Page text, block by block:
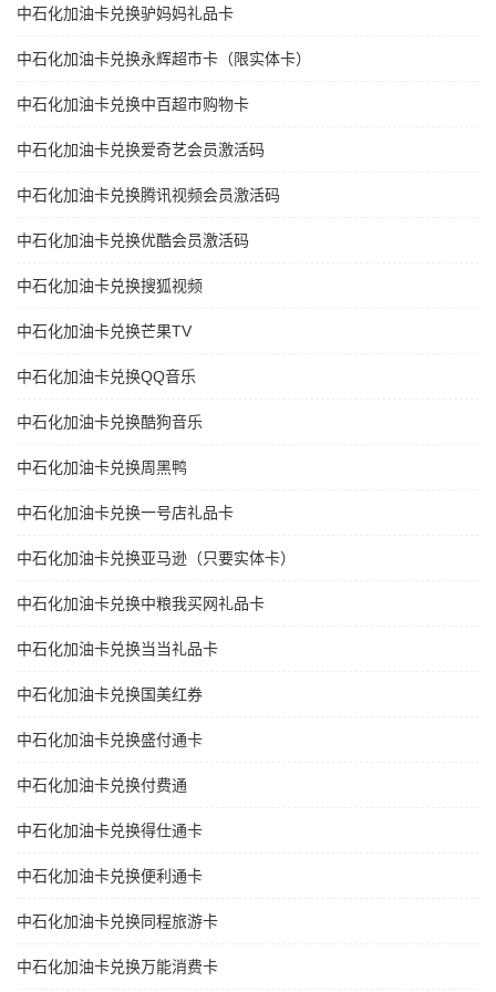
中石化加油卡兑换驴妈妈礼品卡
中石化加油卡兑换永辉超市卡（限实体卡）
中石化加油卡兑换中百超市购物卡
中石化加油卡兑换爱奇艺会员激活码
中石化加油卡兑换腾讯视频会员激活码
中石化加油卡兑换优酷会员激活码
中石化加油卡兑换搜狐视频
中石化加油卡兑换芒果TV
中石化加油卡兑换QQ音乐
中石化加油卡兑换酷狗音乐
中石化加油卡兑换周黑鸭
中石化加油卡兑换一号店礼品卡
中石化加油卡兑换亚马逊（只要实体卡）
中石化加油卡兑换中粮我买网礼品卡
中石化加油卡兑换当当礼品卡
中石化加油卡兑换国美红券
中石化加油卡兑换盛付通卡
中石化加油卡兑换付费通
中石化加油卡兑换得仕通卡
中石化加油卡兑换便利通卡
中石化加油卡兑换同程旅游卡
中石化加油卡兑换万能消费卡